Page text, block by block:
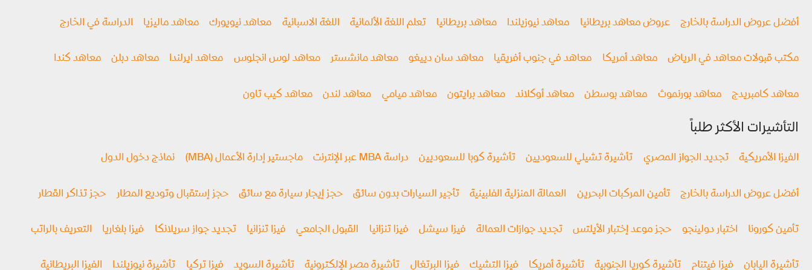
أفضل عروض الدراسة بالخارج عروض معاهد بريطانيا معاهد نيوزيلندا معاهد بريطانيا تعلم اللغة الألمانية اللغة الاسبانية معاهد نيويورك معاهد ماليزيا الدراسة في الخارج
مكتب قبولات معاهد في الرياض معاهد أمريكا معاهد في جنوب أفريقيا معاهد سان دييغو معاهد مانشستر معاهد لوس انجلوس معاهد ايرلندا معاهد دبلن معاهد كندا
معاهد كامبريدج معاهد بورنموث معاهد بوسطن معاهد أوكلاند معاهد برايتون معاهد ميامي معاهد لندن معاهد كيب تاون
التأشيرات الأكثر طلباً
الفيزا الأمريكية تجديد الجواز المصري تأشيرة تشيلي للسعوديين تأشيرة كوبا للسعوديين دراسة MBA عبر الإنترنت ماجستير إدارة الأعمال (MBA) نماذج دخول الدول
أفضل عروض الدراسة بالخارج تأمين المركبات البحرين العمالة المنزلية الفلبينية تأجير السيارات بدون سائق حجز إيجار سيارة مع سائق حجز إستقبال وتوديع المطار حجز تذاكر القطار
تأمين كورونا اختبار دولينجو حجز موعد إختبار الأيلتس تجديد جوازات العمالة فيزا سيشل فيزا تنزانيا القبول الجامعي فيزا تنزانيا تجديد جواز سريلانكا فيزا بلغاريا التعريف بالراتب
تأشيرة اليابان فيزا فيتنام تأشيرة كوريا الجنوبية تأشيرة أمريكا فيزا التشيك فيزا البرتغال تأشيرة مصر الإلكترونية تأشيرة السويد فيزا تركيا تأشيرة نيوزيلندا الفيزا البريطانية